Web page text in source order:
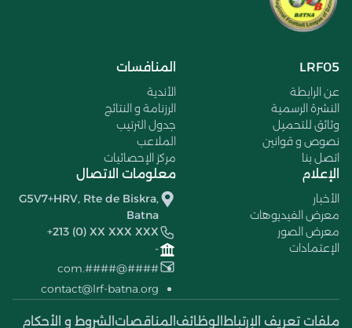
LRF05
عن الرابطة
النشرة الرسمية
وثائق للتحميل
نصوص و قوانين
اتصل بنا
المنافسات
الأندية
الرزنامة و النتائج
جدول الترتيب
الملاعب
مركز الإحصائيات
الإعلام
الأخبار
معرض الفيديوهات
معرض الصور
الإعتمادات
معلومات الاتصال
G5V7+HRV, Rte de Biskra,
Batna
+213 (0) XX XXX XXX
-
####@####.com
contact@lrf-batna.org
ملفات تعريف الإرتباط الوظائف المناقصات الشروط و الأحكام